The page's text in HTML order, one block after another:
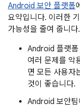
Android 보안 플랫폼
요약입니다. 이러한
가능성을 줄여 줍니다.
Android 플랫폼
여러 문제를 악
면 모든 사용자
것이 좋습니다.
Android 보안팀